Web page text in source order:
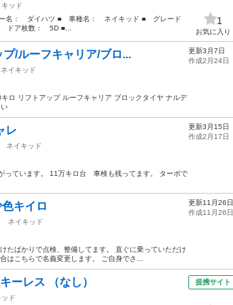
キッド
名： ダイハツ ■ 車種名： ネイキッド ■ グレード
ア枚数： 5D ■...
1
お気に入り
/ルーフキャリア/ブロ...
ネイキッド
ロ リフトアップ ルーフキャリア ブロックタイヤ ナルデ
更新3月7日
作成2月24日
レ
ネイキッド
っています。 11万キロ台 車検も残ってます。 ターボで
更新3月15日
作成2月17日
キイロ
ネイキッド
ばかりで点検、整備してます。 直ぐに乗っていただけ
はこちらで名義変更します。 ご自身でさ...
更新11月26日
作成11月26日
レス （なし）
ッド
提携サイト